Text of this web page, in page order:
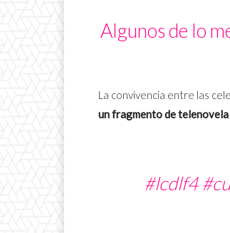
Algunos de lo
La convivencia entre las
un fragmento de
#lcdlf4